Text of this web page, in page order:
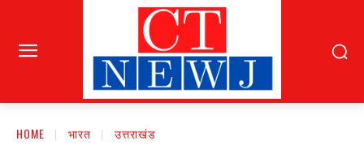
HOME भारत उत्तराखंड